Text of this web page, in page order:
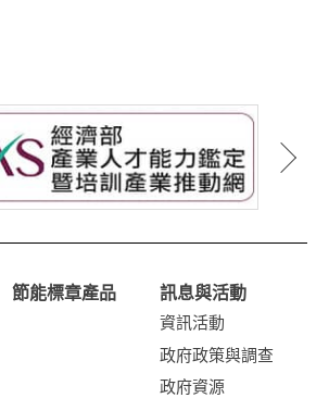
節能標章產品
訊息與活動
資訊活動
政府政策與調查
政府資源